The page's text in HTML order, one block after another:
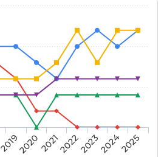
2019202020212022202320242025